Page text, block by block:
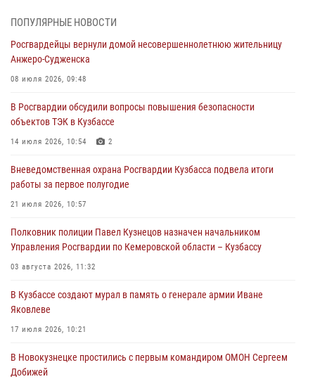
Росгвардейцы задержали в Кемерове дебошира, устроившего
05 августа 2026, 09:30
Росгвардейцы задержали участника драки, причинившего побои
05 августа 2026, 08:50
Росгвардейцы пресекли нарушение общественного порядка на
05 августа 2026, 08:10
Росгвардейцы в Юрге пресекли попытку проникновения на
05 августа 2026, 07:45
ПОПУЛЯРНЫЕ НОВОСТИ
Росгвардейцы вернули домой несовершеннолетнюю жительницу
Анжеро-Судженска
08 июля 2026, 09:48
В Росгвардии обсудили вопросы повышения безопасности
объектов ТЭК в Кузбассе
14 июля 2026, 10:54 2
Вневедомственная охрана Росгвардии Кузбасса подвела итоги
работы за первое полугодие
21 июля 2026, 10:57
Полковник полиции Павел Кузнецов назначен начальником
Управления Росгвардии по Кемеровской области – Кузбассу
03 августа 2026, 11:32
В Кузбассе создают мурал в память о генерале армии Иване
Яковлеве
17 июля 2026, 10:21
В Новокузнецке простились с первым командиром ОМОН Сергеем
Добижей